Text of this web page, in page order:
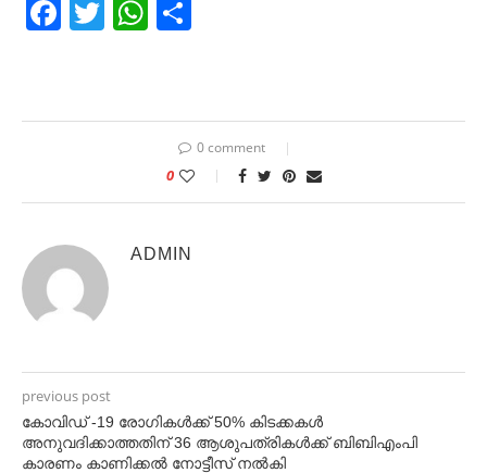
Facebook
TwitterWhatsApp
0 comment
0
ADMIN
previous post
കോവിഡ് -19 രോഗികൾക്ക് 50% കിടക്കകൾ
അനുവദിക്കാത്തതിന് 36 ആശുപത്രികൾക്ക് ബിബിഎംപി
കാരണം കാണിക്കൽ നോട്ടീസ് നൽകി